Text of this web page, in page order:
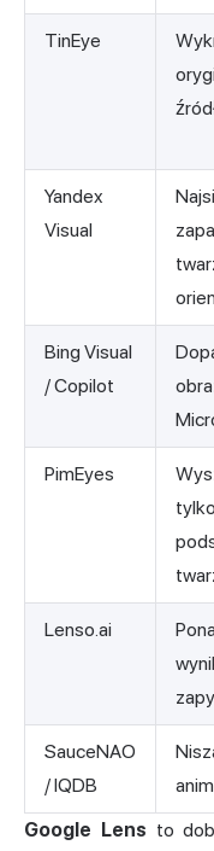
TinEye
Yandex
Visual
Bing Visual
/ Copilot
PimEyes
Lenso.ai
SauceNAO
/ IQDB
Google Lens to